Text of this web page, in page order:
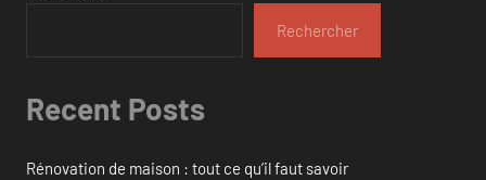
Rechercher
Recent Posts
Rénovation de maison : tout ce qu’il faut savoir